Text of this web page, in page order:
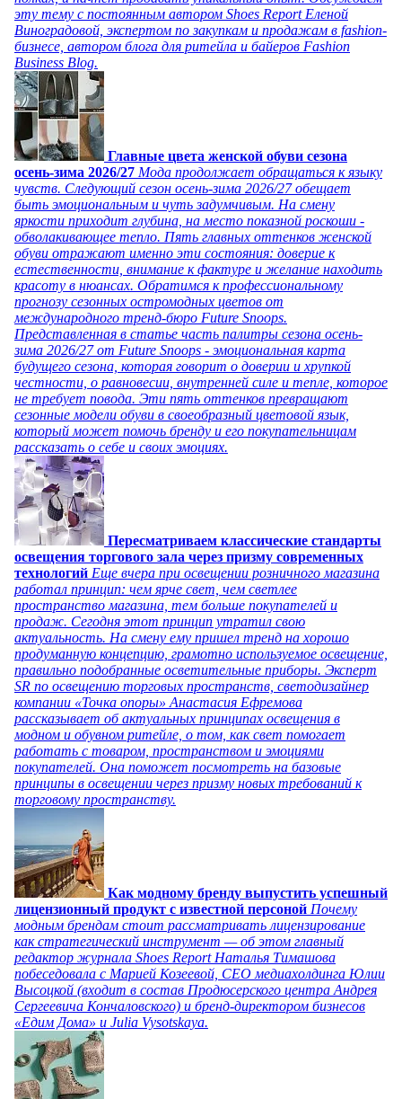
эту тему с постоянным автором Shoes Report Еленой
Виноградовой, экспертом по закупкам и продажам в fashion-
бизнесе, автором блога для ритейла и байеров Fashion
Business Blog.
Главные цвета женской обуви сезона
осень-зима 2026/27 Мода продолжает обращаться к языку
чувств. Следующий сезон осень-зима 2026/27 обещает
быть эмоциональным и чуть задумчивым. На смену
яркости приходит глубина, на место показной роскоши -
обволакивающее тепло. Пять главных оттенков женской
обуви отражают именно эти состояния: доверие к
естественности, внимание к фактуре и желание находить
красоту в нюансах. Обратимся к профессиональному
прогнозу сезонных остромодных цветов от
международного тренд-бюро Future Snoops.
Представленная в статье часть палитры сезона осень-
зима 2026/27 от Future Snoops - эмоциональная карта
будущего сезона, которая говорит о доверии и хрупкой
честности, о равновесии, внутренней силе и тепле, которое
не требует повода. Эти пять оттенков превращают
сезонные модели обуви в своеобразный цветовой язык,
который может помочь бренду и его покупательницам
рассказать о себе и своих эмоциях.
Пересматриваем классические стандарты
освещения торгового зала через призму современных
технологий Еще вчера при освещении розничного магазина
работал принцип: чем ярче свет, чем светлее
пространство магазина, тем больше покупателей и
продаж. Сегодня этот принцип утратил свою
актуальность. На смену ему пришел тренд на хорошо
продуманную концепцию, грамотно используемое освещение,
правильно подобранные осветительные приборы. Эксперт
SR по освещению торговых пространств, светодизайнер
компании «Точка опоры» Анастасия Ефремова
рассказывает об актуальных принципах освещения в
модном и обувном ритейле, о том, как свет помогает
работать с товаром, пространством и эмоциями
покупателей. Она поможет посмотреть на базовые
принципы в освещении через призму новых требований к
торговому пространству.
Как модному бренду выпустить успешный
лицензионный продукт с известной персоной Почему
модным брендам стоит рассматривать лицензирование
как стратегический инструмент — об этом главный
редактор журнала Shoes Report Наталья Тимашова
побеседовала с Марией Козеевой, СЕО медиахолдинга Юлии
Высоцкой (входит в состав Продюсерского центра Андрея
Сергеевича Кончаловского) и бренд-директором бизнесов
«Едим Дома» и Julia Vysotskaya.